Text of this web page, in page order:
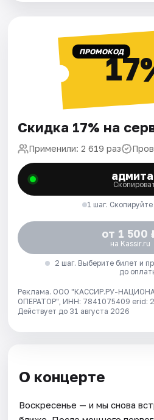
ПРОМОКОД
Скидка 17% на
Применили: 2 619 раз
1 шаг.
от 1 500
на Kassir.ru
2 шаг. Выберите билет и
до
Реклама. ООО "КАССИР.РУ-
ОПЕРАТОР", ИНН: 7841075409 erid:
Действует до 31 августа 2026
О концерте
Воскресенье — и мы снова